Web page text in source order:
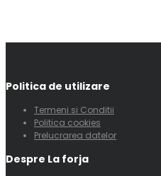
Politica de utilizare
Termeni si Conditii
Politica cookies
Prelucrarea datelor
Despre La forja